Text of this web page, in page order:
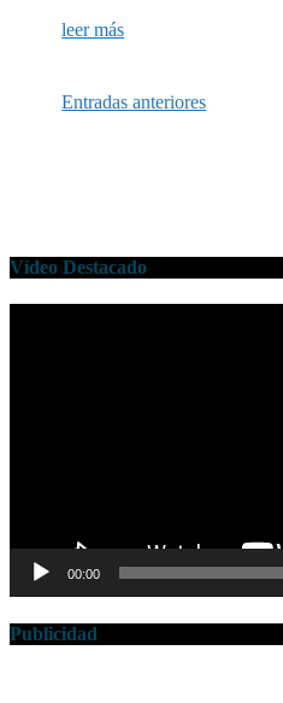
leer más
Entradas anteriores
Vídeo Destacado
00:00
Publicidad